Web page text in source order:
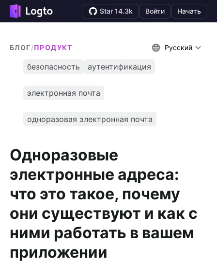
Star 14.3k Войти Начать
БЛОГ/ПРОДУКТ Русский
безопасность аутентификация
электронная почта
одноразовая электронная почта
Одноразовые
электронные адреса:
что это такое, почему
они существуют и как с
ними работать в вашем
приложении